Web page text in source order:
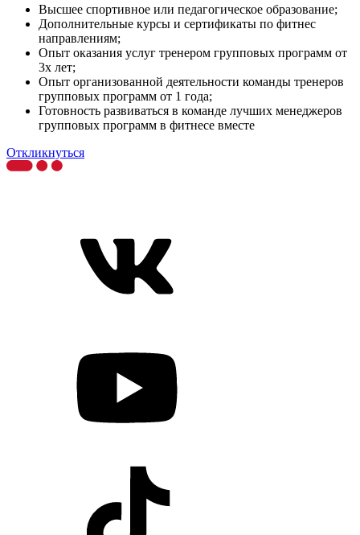
Высшее спортивное или педагогическое образование;
Дополнительные курсы и сертификаты по фитнес
направлениям;
Опыт оказания услуг тренером групповых программ от
3х лет;
Опыт организованной деятельности команды тренеров
групповых программ от 1 года;
Готовность развиваться в команде лучших менеджеров
групповых программ в фитнесе вместе
Откликнуться